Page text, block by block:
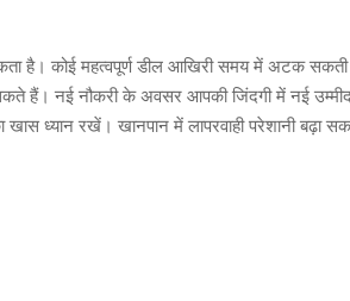
है। कोई महत्वपूर्ण डील आखिरी समय में अटक सकती
हैं। नई नौकरी के अवसर आपकी जिंदगी में नई
ध्यान रखें। खानपान में लापरवाही परेशानी बढ़ा